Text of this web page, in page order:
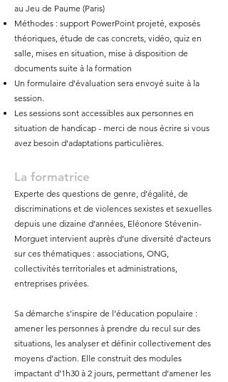
au Jeu de Paume (Paris)
Méthodes : support PowerPoint projeté, exposés
théoriques, étude de cas concrets, vidéo, quiz en
salle, mises en situation, mise à disposition de
documents suite à la formation
Un formulaire d'évaluation sera envoyé suite à la
session.
Les sessions sont accessibles aux personnes en
situation de handicap - merci de nous écrire si vous
avez besoin d'adaptations particulières.
La formatrice
Experte des questions de genre, d’égalité, de
discriminations et de violences sexistes et sexuelles
depuis une dizaine d’années, Eléonore Stévenin-
Morguet intervient auprès d’une diversité d’acteurs
sur ces thématiques : associations, ONG,
collectivités territoriales et administrations,
entreprises privées.
Sa démarche s’inspire de l’éducation populaire :
amener les personnes à prendre du recul sur des
situations, les analyser et définir collectivement des
moyens d’action. Elle construit des modules
impactant d’1h30 à 2 jours, permettant d’amener les